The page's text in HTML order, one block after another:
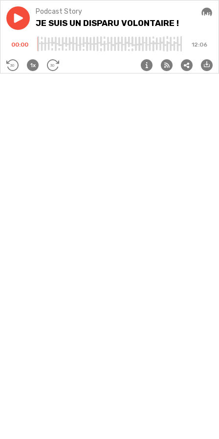
Play episodeJE SUIS UN DISPARU VOLONTAIRE !
Podcast Story
JE SUIS UN DISPARU VOLONTAIRE !
00:00 12:06
30 1x 30